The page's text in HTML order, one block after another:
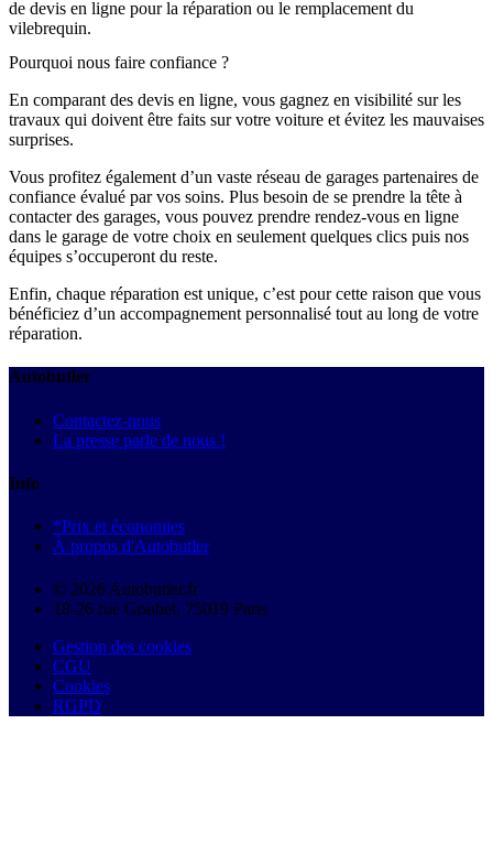
de devis en ligne pour la réparation ou le remplacement du
vilebrequin.
Pourquoi nous faire confiance ?
En comparant des devis en ligne, vous gagnez en visibilité sur les
travaux qui doivent être faits sur votre voiture et évitez les mauvaises
surprises.
Vous profitez également d’un vaste réseau de garages partenaires de
confiance évalué par vos soins. Plus besoin de se prendre la tête à
contacter des garages, vous pouvez prendre rendez-vous en ligne
dans le garage de votre choix en seulement quelques clics puis nos
équipes s’occuperont du reste.
Enfin, chaque réparation est unique, c’est pour cette raison que vous
bénéficiez d’un accompagnement personnalisé tout au long de votre
réparation.
Autobutler
Contactez-nous
La presse parle de nous !
Info
*Prix et économies
À propos d'Autobutler
© 2026 Autobutler.fr
18-26 rue Goubet, 75019 Paris
Gestion des cookies
CGU
Cookies
RGPD